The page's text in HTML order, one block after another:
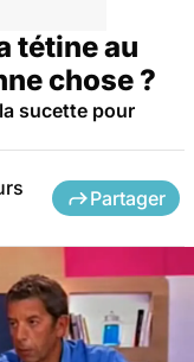
tétine au
chose ?
sucette pour
Partager